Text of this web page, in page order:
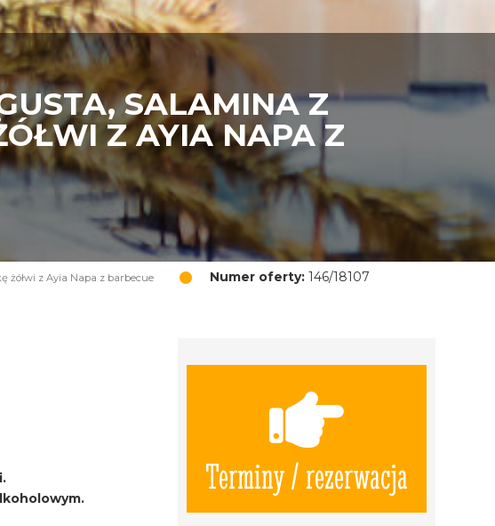
SALAMINA Z
Z AYIA NAPA Z
żółwi z Ayia Napa z barbecue Numer oferty:146/18107
Terminy / rezerwacja